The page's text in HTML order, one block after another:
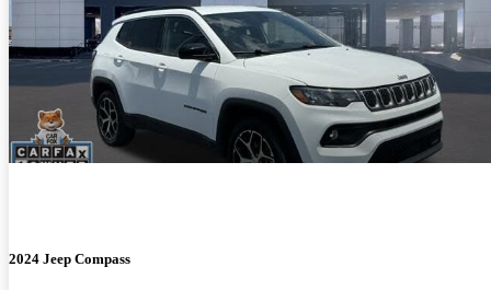
2024 Jeep Compass